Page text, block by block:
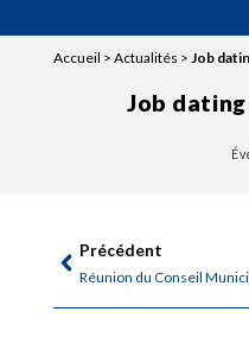
Accueil > Actualités > Job
Job
Précédent